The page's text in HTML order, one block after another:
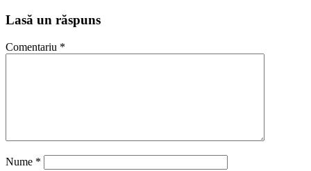
Lasă un răspuns
Comentariu *
Nume *